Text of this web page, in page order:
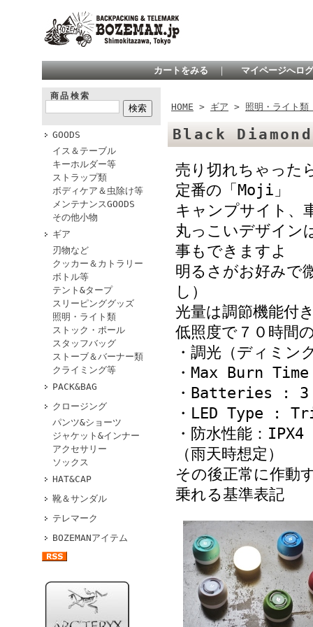
カートをみる ｜ マイページへロ
商品検索
GOODS
イス＆テーブル
キーホルダー等
ストラップ類
ボディケア＆虫除け等
メンテナンスGOODS
その他小物
ギア
刃物など
クッカー＆カトラリー
ボトル等
テント&タープ
スリーピンググッズ
照明・ライト類
ストック・ポール
スタッフバッグ
ストーブ＆バーナー類
クライミング等
PACK&BAG
クロージング
パンツ&ショーツ
ジャケット&インナー
アクセサリー
ソックス
HAT&CAP
靴＆サンダル
テレマーク
BOZEMANアイテム
HOME > ギア > 照明・ライト
Black
売り切れちゃっ
定番の「Moji」
キャンプサイト、
丸っこいデザイン
事もできますよ
明るさがお好みで
し）
光量は調節機能付
低照度で７０時間
・調光（ディミン
・Max Burn
・Batteries : 3
・LED Type :
・防水性能：
（雨天時想定）
その後正常に作動
乗れる基準表記